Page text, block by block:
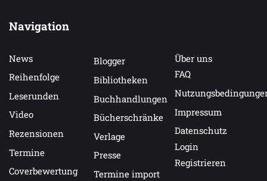
Navigation
News
Reihenfolge
Leserunden
Video
Rezensionen
Termine
Coverbewertung
Blogger
Bibliotheken
Buchhandlungen
Bücherschränke
Verlage
Presse
Termine import
Über uns
FAQ
Impressum
Datenschutz
Login
Registrieren